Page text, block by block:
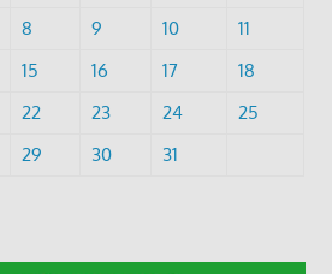
8 9 10
11
15 16 17
18
22 23 24
25
29 30 31